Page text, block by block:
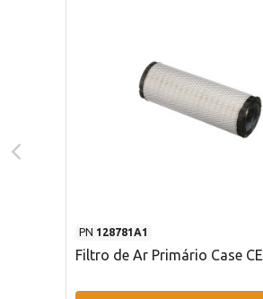
PN 128781A1
Filtro de Ar Primário Case CE